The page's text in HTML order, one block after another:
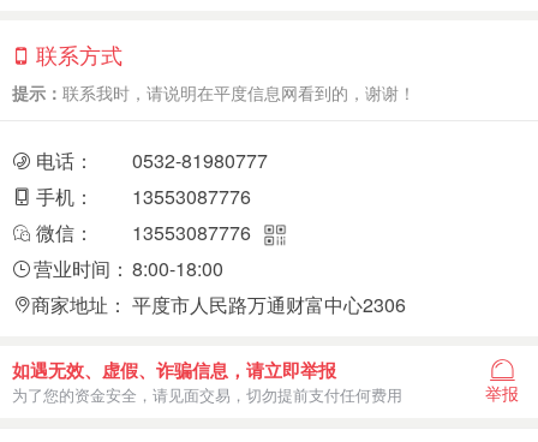
联系方式
提示： 联系我时，请说明在平度信息网看到的，谢谢！
电话：
0532-81980777
手机：
13553087776
微信：
13553087776
营业时间： 8:00-18:00
商家地址： 平度市人民路万通财富中心2306
如遇无效、虚假、诈骗信息，请立即举报
为了您的资金安全，请见面交易，切勿提前支付任何费用 举报